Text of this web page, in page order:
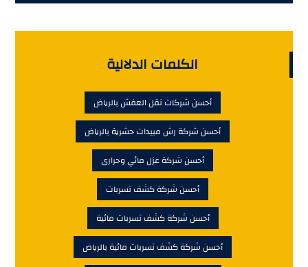
الكلمات الدلالية
أحسن شركات نقل العفش بالرياض
أحسن شركة رش مبيدات حشرية بالرياض
أحسن شركة عزل مائي وحرارى
أحسن شركة كشف تسربات
أحسن شركة كشف تسربات مائية
أحسن شركة كشف تسربات مائية بالرياض